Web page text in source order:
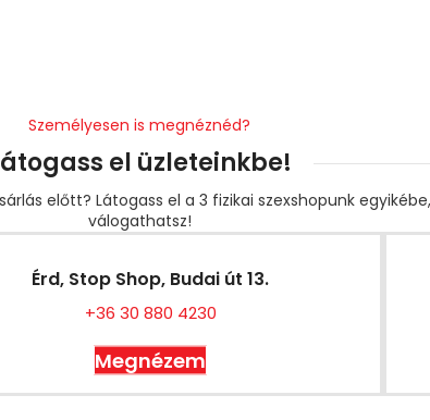
Személyesen is megnéznéd?
el üzleteinkbe!
előtt? Látogass el a 3 fizikai szexshopunk
válogathatsz!
Érd, Stop Shop, Budai út 13.
+36 30 880 4230
Megnézem